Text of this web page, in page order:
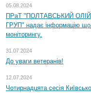
05.08.2024
ПРаТ "ПОЛТАВСЬКИЙ
ГРУП" надає інформацію
моніторингу.
31.07.2024
До уваги ветеранів!
12.07.2024
Чотирнадцята сесія